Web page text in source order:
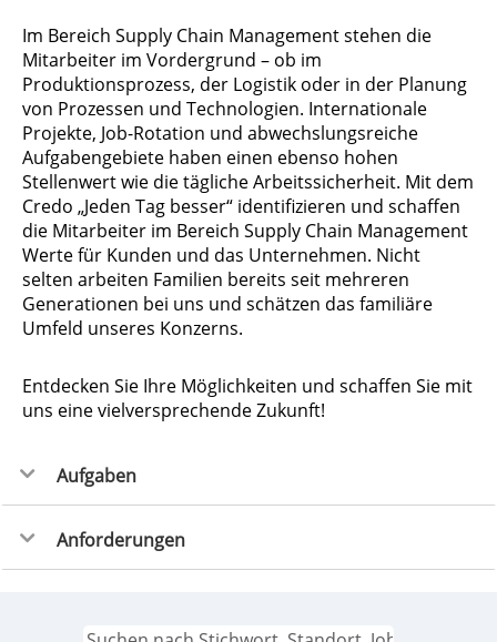
Im Bereich Supply Chain Management stehen die
Mitarbeiter im Vordergrund – ob im
Produktionsprozess, der Logistik oder in der Planung
von Prozessen und Technologien. Internationale
Projekte, Job-Rotation und abwechslungsreiche
Aufgabengebiete haben einen ebenso hohen
Stellenwert wie die tägliche Arbeitssicherheit. Mit dem
Credo „Jeden Tag besser“ identifizieren und schaffen
die Mitarbeiter im Bereich Supply Chain Management
Werte für Kunden und das Unternehmen. Nicht
selten arbeiten Familien bereits seit mehreren
Generationen bei uns und schätzen das familiäre
Umfeld unseres Konzerns.
Entdecken Sie Ihre Möglichkeiten und schaffen Sie mit
uns eine vielversprechende Zukunft!
Aufgaben
Anforderungen